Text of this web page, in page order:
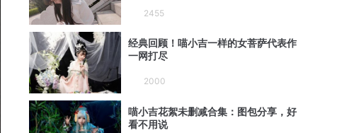
2455
经典回顾！喵小吉一样的女菩萨代表作
一网打尽
2000
喵小吉花絮未删减合集：图包分享，好
看不用说